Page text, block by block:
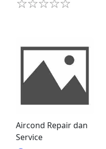
Aircond Repair dan
Service